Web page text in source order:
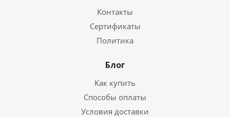
Контакты
Сертификаты
Политика
Блог
Как купить
Способы оплаты
Условия доставки